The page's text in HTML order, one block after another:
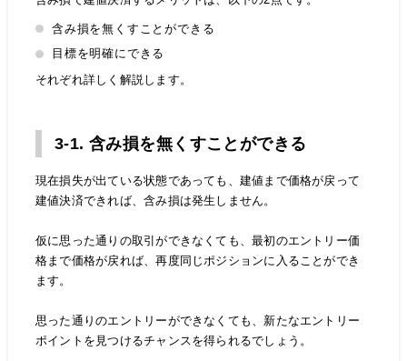
含み損を無くすことができる
目標を明確にできる
それぞれ詳しく解説します。
3-1. 含み損を無くすことができる
現在損失が出ている状態であっても、建値まで価格が戻って
建値決済できれば、含み損は発生しません。
仮に思った通りの取引ができなくても、最初のエントリー価
格まで価格が戻れば、再度同じポジションに入ることができ
ます。
思った通りのエントリーができなくても、新たなエントリー
ポイントを見つけるチャンスを得られるでしょう。